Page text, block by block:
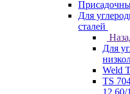
Для
сталей
Для
Weld
TS